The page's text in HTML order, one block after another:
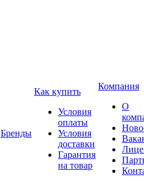
Бренды
Как купить
Условия
оплаты
Условия
доставки
Гарантия
на товар
Компания
О